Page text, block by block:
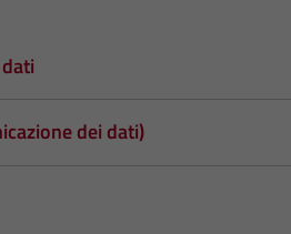
dei dati)